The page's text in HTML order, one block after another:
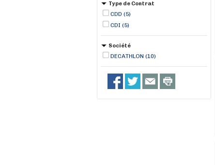
La Teste-de-Buch (1)
Saint-Doulchard (1)
Saint-Herblain (1)
Type de Contrat
CDD (5)
CDI (5)
Société
DECATHLON (10)